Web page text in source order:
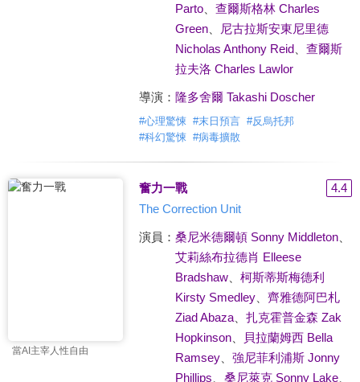
Parto、 查爾斯格林 Charles
Green、
尼古拉斯安東尼里德
Nicholas Anthony Reid、 查爾斯
拉夫洛 Charles Lawlor
導演： 隆多舍爾 Takashi Doscher
#心理驚悚 #末日預言 #反烏托邦
#科幻驚悚 #病毒擴散
當AI主宰人性自由
奮力一戰
4.4
The Correction Unit
演員： 桑尼米德爾頓 Sonny Middleton、
艾莉絲布拉德肖 Elleese
Bradshaw、 柯斯蒂斯梅德利
Kirsty Smedley、 齊雅德阿巴札
Ziad Abaza、 扎克霍普金森 Zak
Hopkinson、
貝拉蘭姆西 Bella
Ramsey、 強尼菲利浦斯 Jonny
Phillips
桑尼萊克 Sonny Lake、